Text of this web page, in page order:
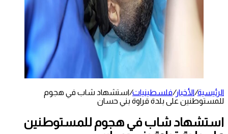
الرئيسية/الأخبار/فلسطينيات/استشهاد شاب في هجوم
للمستوطنين على بلدة قراوة بني حسان
استشهاد شاب في هجوم للمستوطنين